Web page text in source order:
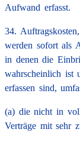
Aufwand erfasst.
34.
werden sofort als
in denen die
wahrscheinlich ist
erfassen sind,
(a) die nicht in
Verträge mit sehr